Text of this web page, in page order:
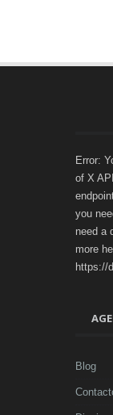
Error:
of X
you
need a
more
https://
Blog